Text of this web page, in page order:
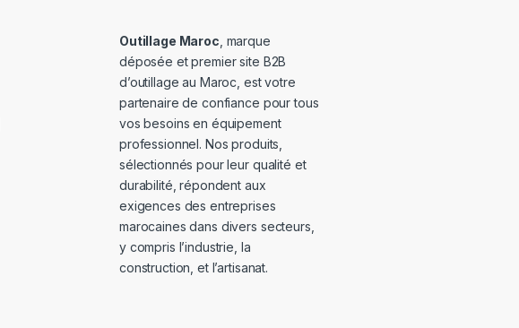
Outillage Maroc , marque
déposée et premier site B2B
d’outillage au Maroc, est votre
partenaire de confiance pour tous
vos besoins en équipement
professionnel. Nos produits,
sélectionnés pour leur qualité et
durabilité, répondent aux
exigences des entreprises
marocaines dans divers secteurs,
y compris l’industrie, la
construction, et l’artisanat.